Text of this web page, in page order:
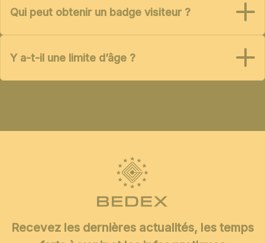
Qui peut obtenir un badge visiteur ?
Y a-t-il une limite d’âge ?
Recevez les dernières actualités, les temps